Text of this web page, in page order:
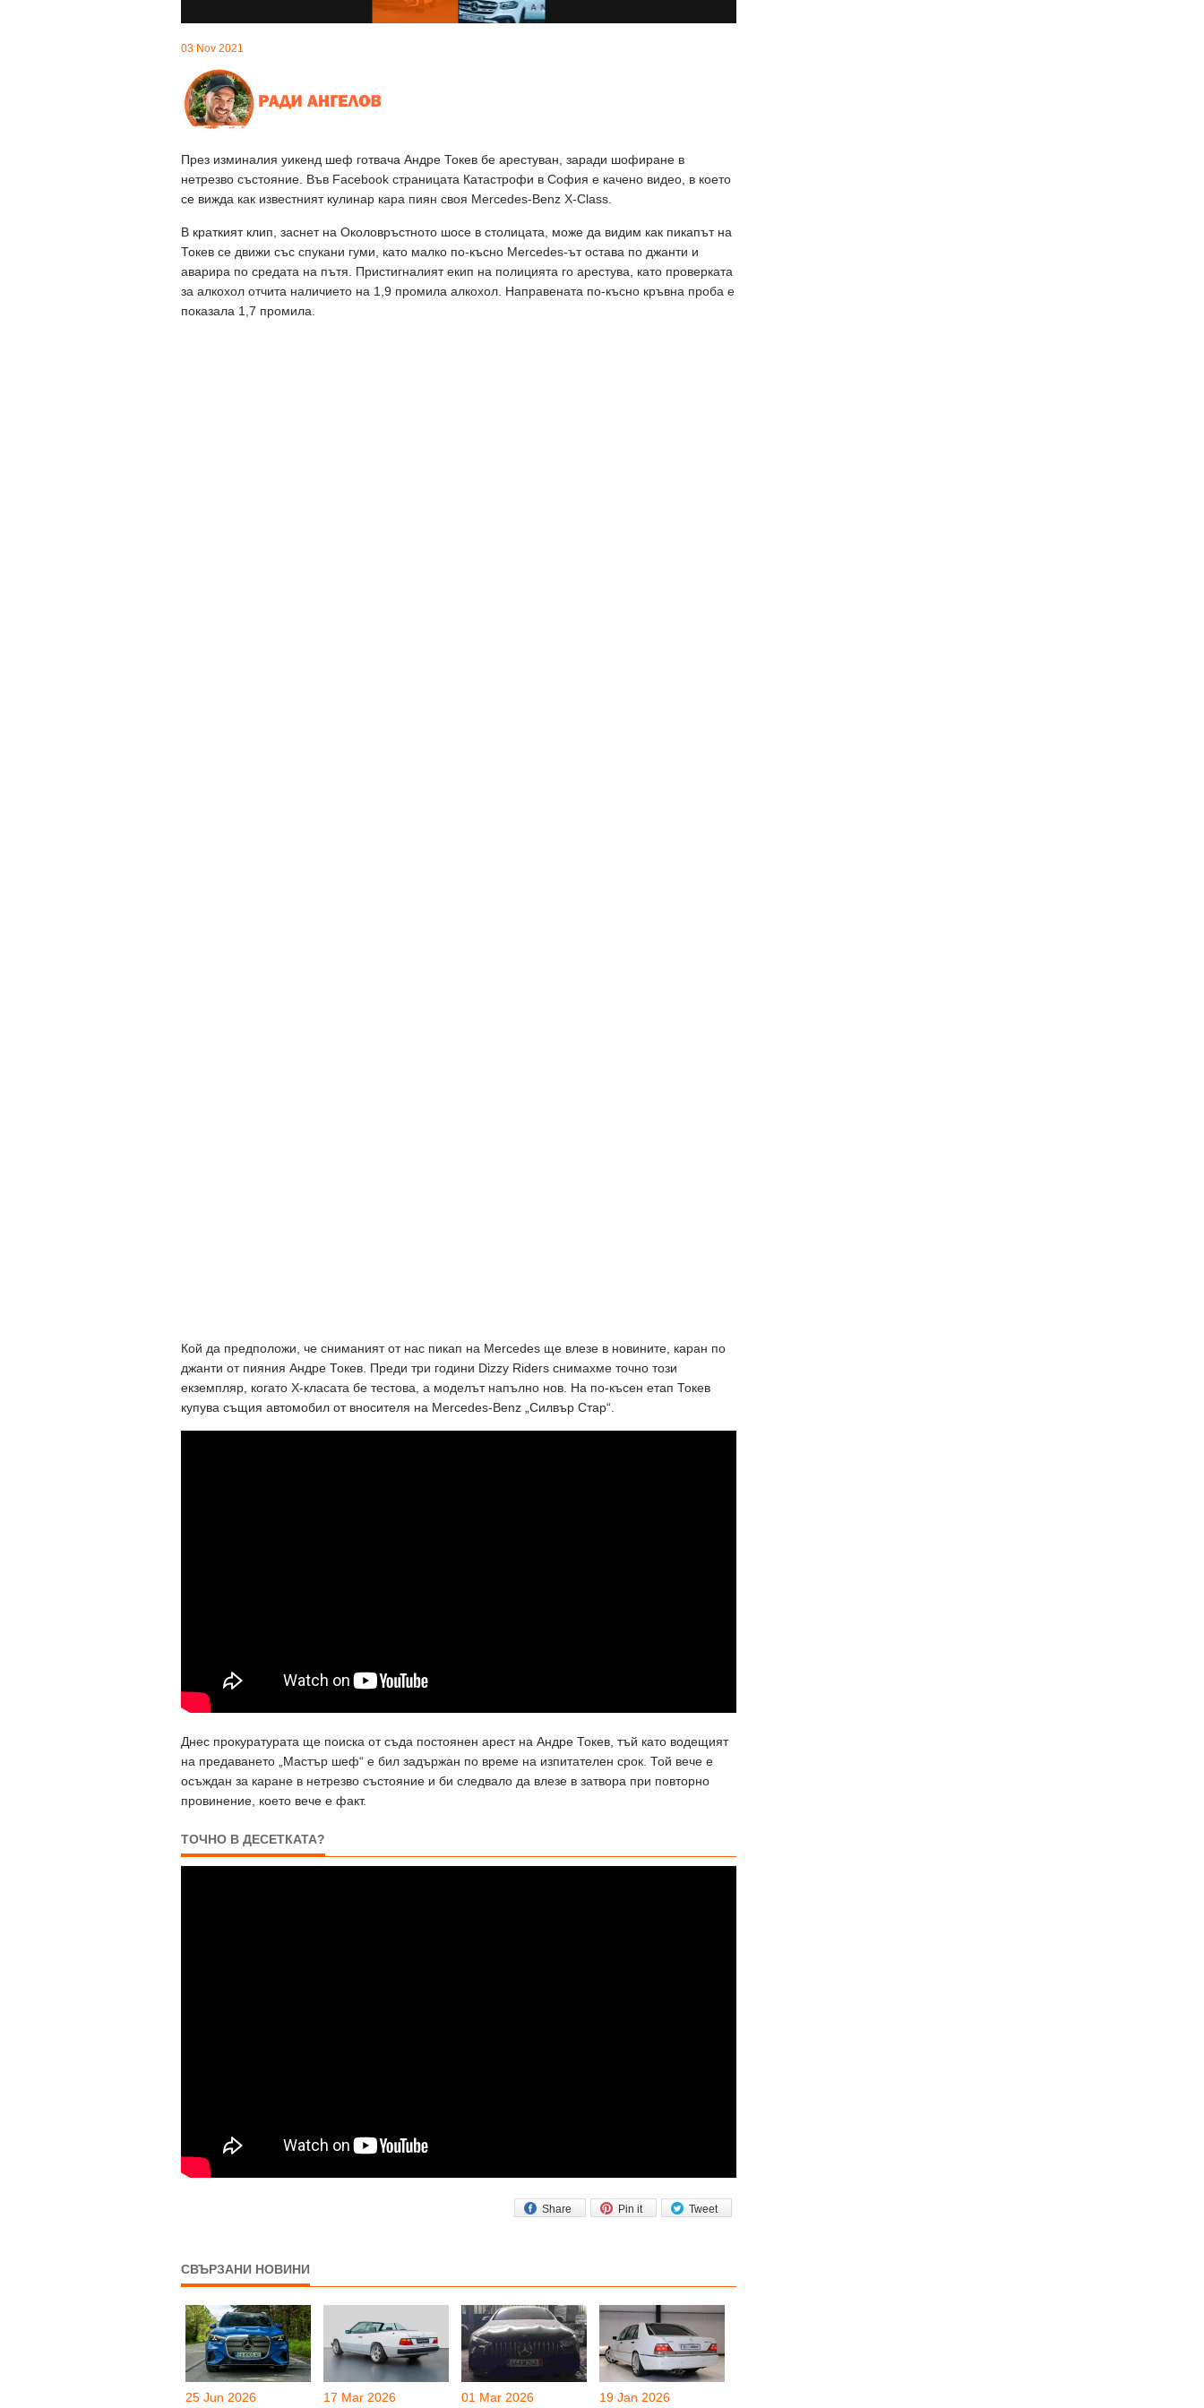
03 Nov 2021
През изминалия уикенд шеф готвача Андре Токев бе арестуван, заради шофиране в
нетрезво състояние. Във Facebook страницата Катастрофи в София е качено видео, в което
се вижда как известният кулинар кара пиян своя Mercedes-Benz X-Class.
В краткият клип, заснет на Околовръстното шосе в столицата, може да видим как пикапът на
Токев се движи със спукани гуми, като малко по-късно Mercedes-ът остава по джанти и
аварира по средата на пътя. Пристигналият екип на полицията го арестува, като проверката
за алкохол отчита наличието на 1,9 промила алкохол. Направената по-късно кръвна проба е
показала 1,7 промила.
Кой да предположи, че сниманият от нас пикап на Mercedes ще влезе в новините, каран по
джанти от пияния Андре Токев. Преди три години Dizzy Riders снимахме точно този
екземпляр, когато X-класата бе тестова, а моделът напълно нов. На по-късен етап Токев
купува същия автомобил от вносителя на Mercedes-Benz „Силвър Стар“.
Днес прокуратурата ще поиска от съда постоянен арест на Андре Токев, тъй като водещият
на предаването „Мастър шеф“ е бил задържан по време на изпитателен срок. Той вече е
осъждан за каране в нетрезво състояние и би следвало да влезе в затвора при повторно
провинение, което вече е факт.
ТОЧНО В ДЕСЕТКАТА?
Tweet
Pin it
Share
СВЪРЗАНИ НОВИНИ
25 Jun 2026 17 Mar 2026 01 Mar 2026 19 Jan 2026